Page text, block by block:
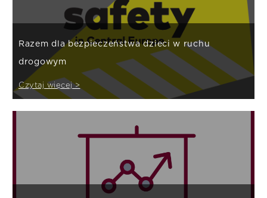
Razem dla bezpieczeństwa dzieci w ruchu
drogowym
Czytaj więcej >